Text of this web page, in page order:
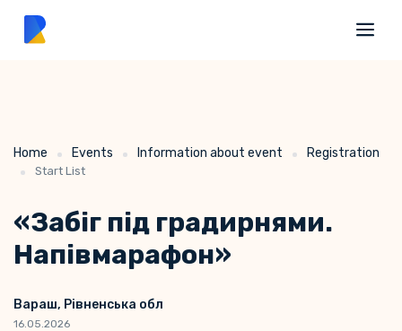
Home Events Information about event Registration
Start List
«Забіг під градирнями.
Напівмарафон»
Вараш, Рівненська обл
16.05.2026